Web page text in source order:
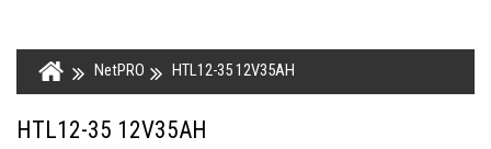
NetPRO HTL12-35 12V35AH
HTL12-35 12V35AH